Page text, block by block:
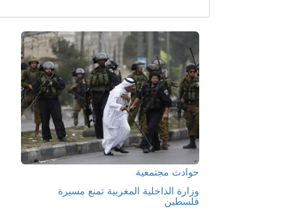
حوادث مجتمعية
وزارة الداخلية المغربية تمنع مسيرة
فلسطين